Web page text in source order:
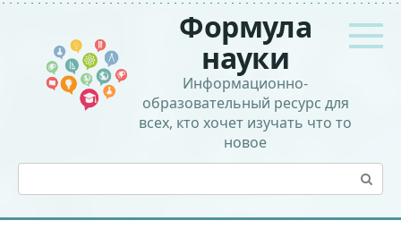
Перейти
контенту
Формула
науки
Информационно-
образовательный ресурс для
всех, кто хочет изучать что то
новое
Поиск: